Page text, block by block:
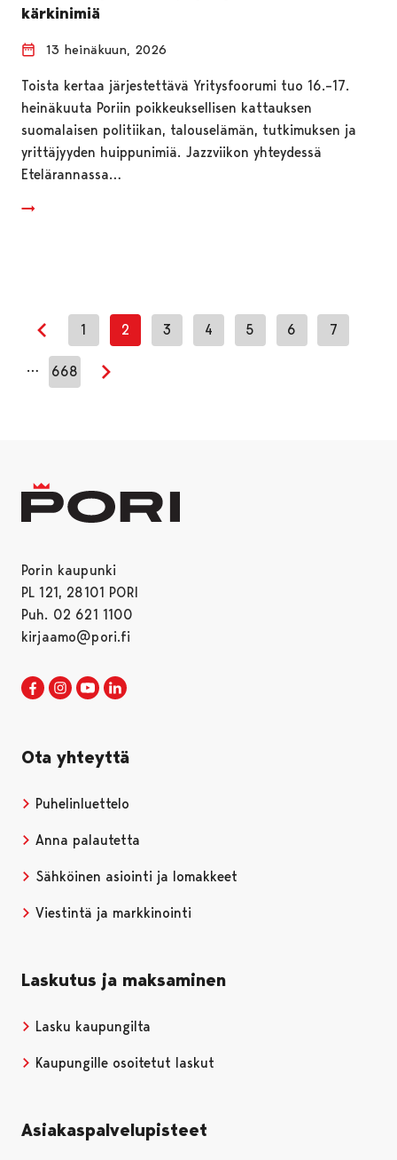
kärkinimiä
13 heinäkuun, 2026
Toista kertaa järjestettävä Yritysfoorumi tuo 16.–17.
heinäkuuta Poriin poikkeuksellisen kattauksen
suomalaisen politiikan, talouselämän, tutkimuksen ja
yrittäjyyden huippunimiä. Jazzviikon yhteydessä
Etelärannassa…
Edellinen sivu
1 2 3 4 5 6 7
… 668
Seuraava sivu
Porin kaupunki
PL 121, 28101 PORI
Puh. 02 621 1100
kirjaamo@pori.fi
Porin kaupunki Facebookissa
Avautuu uudessa välilehdessä
Porin kaupunki Instagramissa
Avautuu uudessa välilehdessä
Porin kaupunki Youtubessa
Avautuu uudessa välilehdessä
Ota yhteyttä
Puhelinluettelo
Anna palautetta
Sähköinen asiointi ja lomakkeet
Viestintä ja markkinointi
Laskutus ja maksaminen
Lasku kaupungilta
Kaupungille osoitetut laskut
Asiakaspalvelupisteet